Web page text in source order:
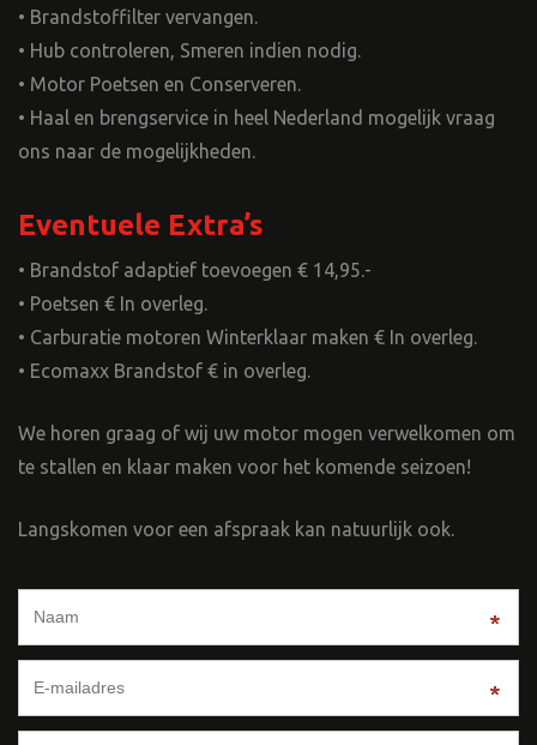
• Brandstoffilter vervangen.
• Hub controleren, Smeren indien nodig.
• Motor Poetsen en Conserveren.
• Haal en brengservice in heel Nederland mogelijk vraag
ons naar de mogelijkheden.
Eventuele Extra’s
• Brandstof adaptief toevoegen € 14,95.-
• Poetsen € In overleg.
• Carburatie motoren Winterklaar maken € In overleg.
• Ecomaxx Brandstof € in overleg.
We horen graag of wij uw motor mogen verwelkomen om
te stallen en klaar maken voor het komende seizoen!
Langskomen voor een afspraak kan natuurlijk ook.
*
*
*
*
*
*